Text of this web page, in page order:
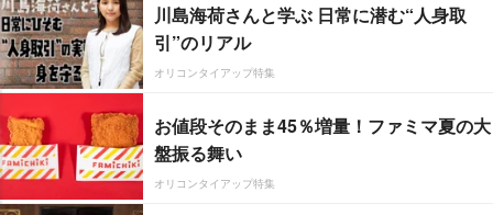
川島海荷さんと学ぶ 日常に潜む“人身取
引”のリアル
オリコンタイアップ特集
お値段そのまま45％増量！ファミマ夏の大
盤振る舞い
オリコンタイアップ特集